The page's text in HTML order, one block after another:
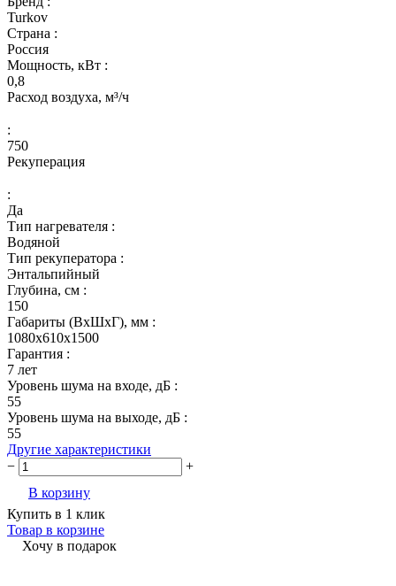
Turkov
Страна :
Россия
Мощность, кВт :
0,8
Расход воздуха, м³/ч
:
750
Рекуперация
:
Да
Тип нагревателя :
Водяной
Тип рекуператора :
Энтальпийный
Глубина, см :
150
Габариты (ВхШхГ), мм :
1080x610x1500
Гарантия :
7 лет
Уровень шума на входе, дБ :
55
Уровень шума на выходе, дБ :
55
Другие характеристики
−
+
В корзину
Купить в 1 клик
Товар в корзине
Хочу в подарок